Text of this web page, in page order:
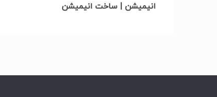
انیمیشن | ساخت انیمیشن